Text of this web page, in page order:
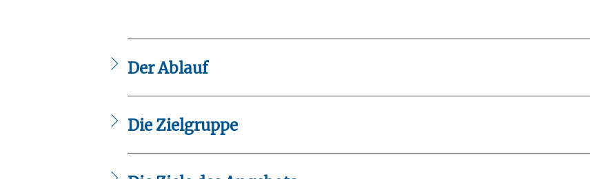
Der Ablauf
Vermittlung fachtheoretischer Grundlagen für den beruflichen Einstieg
Praktika zum Kennenlernen und Ausprobieren verschiedener Berufsfelder
Die Zielgruppe
mit oder ohne Schulabschluss,